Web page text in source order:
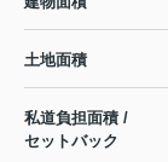
土地面積
私道負担面積 /
セットバック